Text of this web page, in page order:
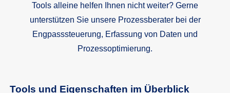
Tools alleine helfen Ihnen nicht weiter? Gerne
unterstützen Sie unsere Prozessberater bei der
Engpasssteuerung, Erfassung von Daten und
Prozessoptimierung.
Tools und Eigenschaften im Überblick